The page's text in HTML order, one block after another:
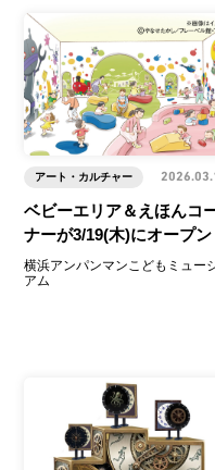
ベビーエリア＆えほんコ
ナーが3/19(木)にオープン
横浜アンパンマンこどもミュー
アム
アート・カルチャー